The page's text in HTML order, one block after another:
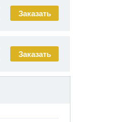
Заказать
Заказать